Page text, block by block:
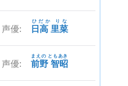
声優: 日高 里菜
ひだか りな
声優: 前野 智昭
まえの ともあき